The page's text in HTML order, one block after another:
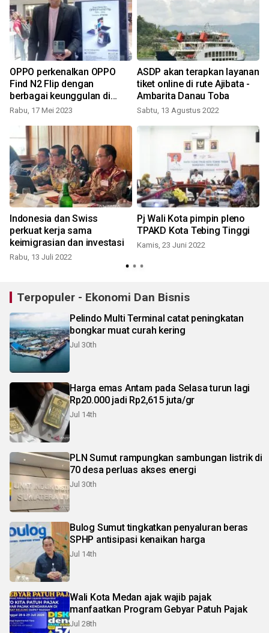
OPPO perkenalkan OPPO
Find N2 Flip dengan
berbagai keunggulan di
Medan
Rabu, 17 Mei 2023
ASDP akan terapkan layanan
tiket online di rute Ajibata -
Ambarita Danau Toba
Sabtu, 13 Agustus 2022
Indonesia dan Swiss
perkuat kerja sama
keimigrasian dan investasi
Rabu, 13 Juli 2022
Pj Wali Kota pimpin pleno
TPAKD Kota Tebing Tinggi
Kamis, 23 Juni 2022
Terpopuler - Ekonomi Dan Bisnis
Pelindo Multi Terminal catat peningkatan
bongkar muat curah kering
Jul 30th
Harga emas Antam pada Selasa turun lagi
Rp20.000 jadi Rp2,615 juta/gr
Jul 14th
PLN Sumut rampungkan sambungan listrik di
70 desa perluas akses energi
Jul 30th
Bulog Sumut tingkatkan penyaluran beras
SPHP antisipasi kenaikan harga
Jul 14th
Wali Kota Medan ajak wajib pajak
manfaatkan Program Gebyar Patuh Pajak
Jul 28th